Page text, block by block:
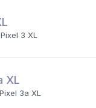
3 XL
XL
3a XL